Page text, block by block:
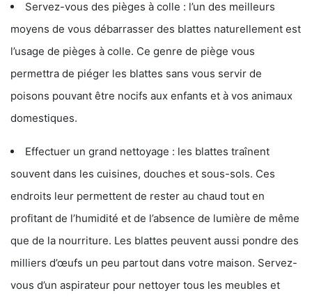
Servez-vous des pièges à colle : l’un des meilleurs
moyens de vous débarrasser des blattes naturellement est
l’usage de pièges à colle. Ce genre de piège vous
permettra de piéger les blattes sans vous servir de
poisons pouvant être nocifs aux enfants et à vos animaux
domestiques.
Effectuer un grand nettoyage : les blattes traînent
souvent dans les cuisines, douches et sous-sols. Ces
endroits leur permettent de rester au chaud tout en
profitant de l’humidité et de l’absence de lumière de même
que de la nourriture. Les blattes peuvent aussi pondre des
milliers d’œufs un peu partout dans votre maison. Servez-
vous d’un aspirateur pour nettoyer tous les meubles et